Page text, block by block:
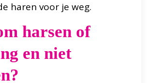
haren voor je weg.
harsen of
en niet